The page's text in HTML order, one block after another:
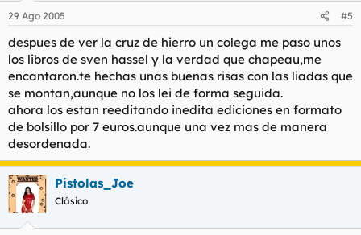
29 Ago 2005 #5
despues de ver la cruz de hierro un colega me paso unos
los libros de sven hassel y la verdad que chapeau,me
encantaron.te hechas unas buenas risas con las liadas que
se montan,aunque no los lei de forma seguida.
ahora los estan reeditando inedita ediciones en formato
de bolsillo por 7 euros.aunque una vez mas de manera
desordenada.
Pistolas_Joe
Clásico